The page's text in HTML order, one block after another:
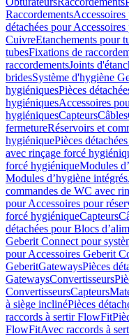
Raccordements
détachées pour
CuivreEtanchements pour
tubesFixations de
raccordementsJoints
bridesSystème d'hygiène
hygiéniquesPièces
hygiéniquesAccessoires
hygiéniquesCapteursCâbles
fermetureRéservoirs et
hygiéniquePièces
avec rinçage forcé
forcé hygiéniqueModules
Modules d’hygiène intégrés
commandes de WC avec
pour Accessoires pour
forcé hygiéniqueCapteurs
détachées pour Blocs
Geberit Connect pour
pour Accessoires Geberit
GeberitGatewaysPièces
GatewaysConvertisseurs
ConvertisseursCapteurs
à siège inclinéPièces
raccords à sertir FlowFit
FlowFitAvec raccords à